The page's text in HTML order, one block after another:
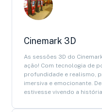
Cinemark 3D
As sessões 3D do
ação! Com tecnologia de
profundidade e realismo,
imersiva e emocionante.
estivesse vivendo a